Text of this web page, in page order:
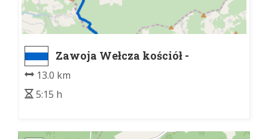
Zawoja Wełcza kościół -
Lachowice Centrum PKP
13.0 km
5:15 h